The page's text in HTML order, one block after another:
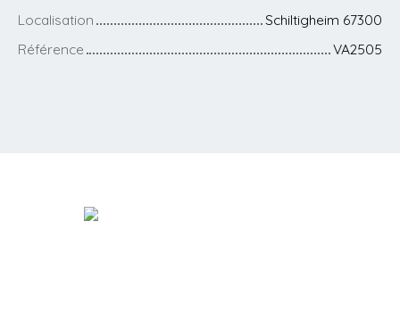
Localisation
Schiltigheim 67300
Référence
VA2505